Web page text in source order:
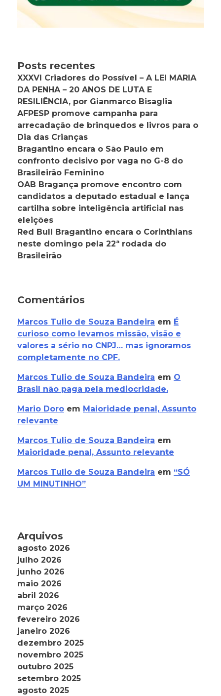
Posts recentes
XXXVI Criadores do Possível – A LEI MARIA
DA PENHA – 20 ANOS DE LUTA E
RESILIÊNCIA, por Gianmarco Bisaglia
AFPESP promove campanha para
arrecadação de brinquedos e livros para o
Dia das Crianças
Bragantino encara o São Paulo em
confronto decisivo por vaga no G-8 do
Brasileirão Feminino
OAB Bragança promove encontro com
candidatos a deputado estadual e lança
cartilha sobre inteligência artificial nas
eleições
Red Bull Bragantino encara o Corinthians
neste domingo pela 22ª rodada do
Brasileirão
Comentários
Marcos Tulio de Souza Bandeira em É
curioso como levamos missão, visão e
valores a sério no CNPJ… mas ignoramos
completamente no CPF.
Marcos Tulio de Souza Bandeira em O
Brasil não paga pela mediocridade.
Mario Doro em Maioridade penal, Assunto
relevante
Marcos Tulio de Souza Bandeira em
Maioridade penal, Assunto relevante
Marcos Tulio de Souza Bandeira em “SÓ
UM MINUTINHO”
Arquivos
agosto 2026
julho 2026
junho 2026
maio 2026
abril 2026
março 2026
fevereiro 2026
janeiro 2026
dezembro 2025
novembro 2025
outubro 2025
setembro 2025
agosto 2025